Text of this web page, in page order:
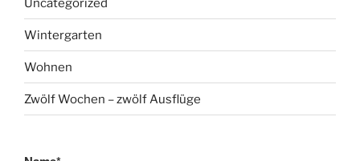
Uncategorized
Wintergarten
Wohnen
Zwölf Wochen – zwölf Ausflüge